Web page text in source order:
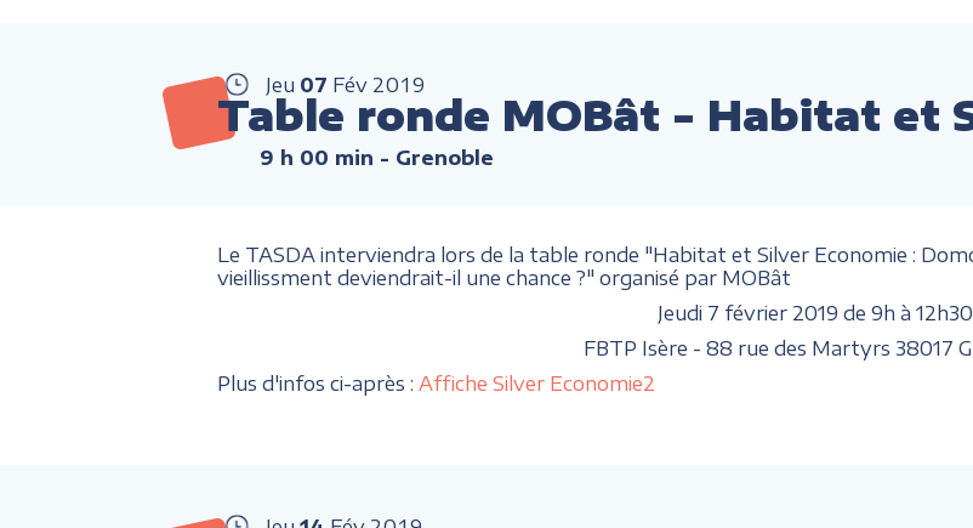
Jeu 07 Fév 2019
Table ronde MOBât - Habitat et
9 h 00 min - Grenoble
Le TASDA interviendra lors de la table ronde "Habitat et Silver Economie :
vieillissment deviendrait-il une chance ?" organisé par MOBât
Jeudi 7 février 2019 de 9h à 12h30
FBTP Isère - 88 rue des Martyrs 38017
Plus d'infos ci-après : Affiche Silver Economie2